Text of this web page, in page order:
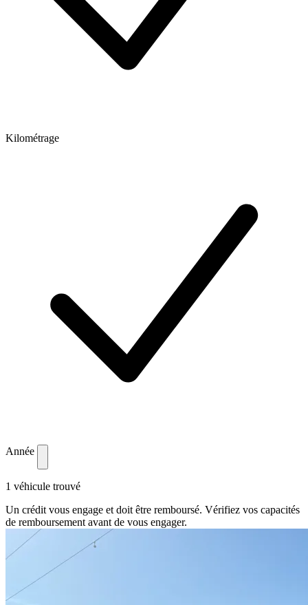
Kilométrage
Année
1 véhicule trouvé
Un crédit vous engage et doit être remboursé. Vérifiez vos capacités
de remboursement avant de vous engager.